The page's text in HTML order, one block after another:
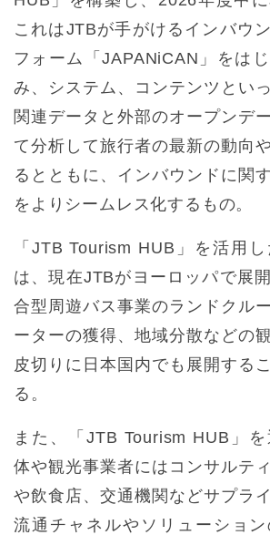
これはJTBが手がけるインバウ
フォーム「JAPANiCAN」をは
み、システム、コンテンツとい
関連データと外部のオープンデ
て分析して旅行者の最新の動向
るとともに、インバウンドに関
をよりシームレス化するもの。
「JTB Tourism HUB」を活用
は、現在JTBがヨーロッパで展
合型周遊バス事業のランドクル
ーターの獲得、地域分散などの
皮切りに日本国内でも展開する
る。
また、「JTB Tourism HUB」
体や観光事業者にはコンサルテ
や飲食店、交通機関などサプラ
流通チャネルやソリューショ